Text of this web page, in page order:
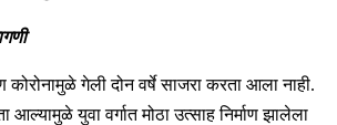
गेली दोन वर्षे साजरा करता आला नाही.
आल्यामुळे युवा वर्गात मोठा उत्साह निर्माण झालेला